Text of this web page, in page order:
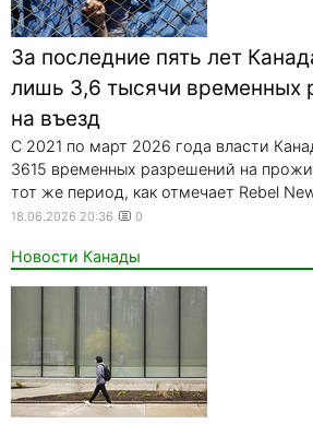
За последние пять лет
лишь 3,6 тысячи временных
на въезд
С 2021 по март 2026 года власти
3615 временных разрешений на
тот же период, как отмечает Rebel
18.06.2026 20:36 0
Новости Канады